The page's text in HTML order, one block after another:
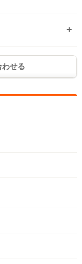
せる